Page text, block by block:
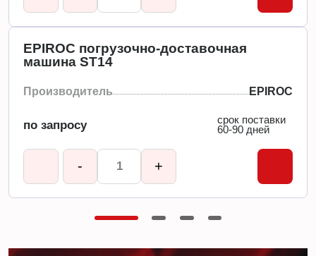
EPIROC погрузочно-доставочная
машина ST14
Производитель EPIROC
по запросу
срок поставки
60-90 дней
- +